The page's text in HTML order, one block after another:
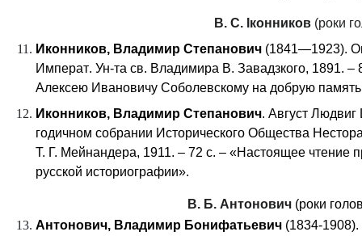
В. С. Іконников (роки
Иконников, Владимир Степанович (1841—1923).
Императ. Ун-та св. Владимира В. Завадзкого, 1891. –
Алексею Ивановичу Соболевскому на добрую память
Иконников, Владимир Степанович. Август
годичном собрании Исторического Общества
Т. Г. Мейнандера, 1911. – 72 с. – «Настоящее чтение
русской историографии».
В. Б. Антонович (роки
Антонович, Владимир Бонифатьевич (1834-1908).